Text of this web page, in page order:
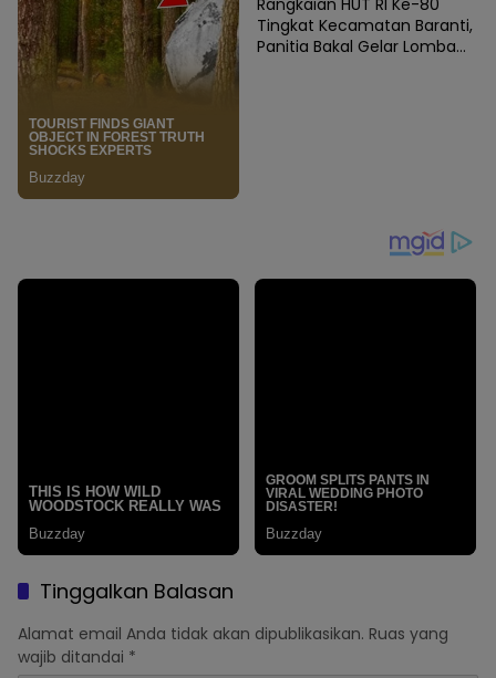
Rangkaian HUT RI Ke-80
Tingkat Kecamatan Baranti,
Panitia Bakal Gelar Lomba
Tinggalkan Balasan
Alamat email Anda tidak akan dipublikasikan. Ruas yang
wajib ditandai *